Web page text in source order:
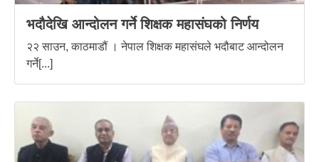
भदौदेखि आन्दोलन गर्ने शिक्षक महासंघको निर्णय
२२ साउन, काठमाडौं । नेपाल शिक्षक महासंघले भदौबाट आन्दोलन
गर्ने[...]